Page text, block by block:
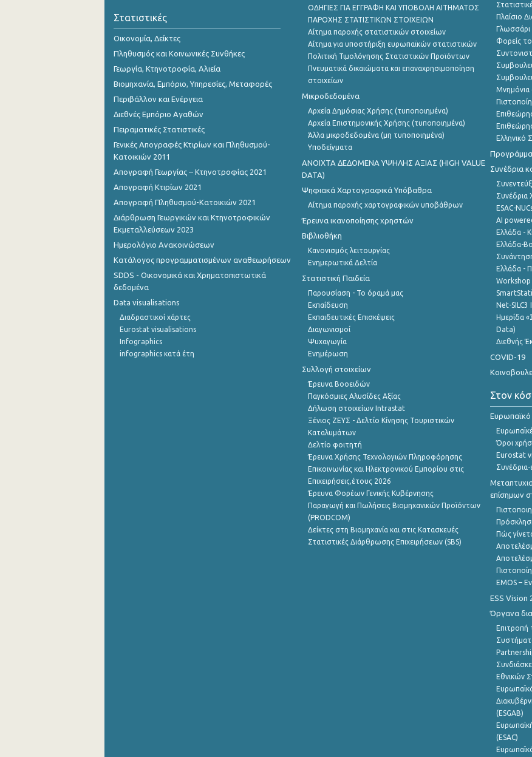
Στατιστικές
Οικονομία, Δείκτες
Πληθυσμός και Κοινωνικές Συνθήκες
Γεωργία, Κτηνοτροφία, Αλιεία
Βιομηχανία, Εμπόριο, Υπηρεσίες, Μεταφορές
Περιβάλλον και Ενέργεια
Διεθνές Εμπόριο Αγαθών
Πειραματικές Στατιστικές
Γενικές Απογραφές Κτιρίων και Πληθυσμού-
Κατοικιών 2011
Απογραφή Γεωργίας – Κτηνοτροφίας 2021
Απογραφή Κτιρίων 2021
Απογραφή Πληθυσμού-Κατοικιών 2021
Διάρθρωση Γεωργικών και Κτηνοτροφικών
Εκμεταλλεύσεων 2023
Ημερολόγιο Ανακοινώσεων
Κατάλογος προγραμματισμένων αναθεωρήσεων
SDDS - Οικονομικά και Χρηματοπιστωτικά
δεδομένα
Data visualisations
Διαδραστικοί χάρτες
Eurostat visualisations
Infographics
infographics κατά έτη
ΟΔΗΓΙΕΣ ΓΙΑ ΕΓΓΡΑΦΗ ΚΑΙ ΥΠΟΒΟΛΗ ΑΙΤΗΜΑΤΟΣ
ΠΑΡΟΧΗΣ ΣΤΑΤΙΣΤΙΚΩΝ ΣΤΟΙΧΕΙΩΝ
Αίτημα παροχής στατιστικών στοιχείων
Αίτημα για υποστήριξη ευρωπαϊκών στατιστικών
Πολιτική Τιμολόγησης Στατιστικών Προϊόντων
Πνευματικά δικαιώματα και επαναχρησιμοποίηση
στοιχείων
Μικροδεδομένα
Αρχεία Δημόσιας Χρήσης (τυποποιημένα)
Αρχεία Επιστημονικής Χρήσης (τυποποιημένα)
Άλλα μικροδεδομένα (μη τυποποιημένα)
Υποδείγματα
ANOIXTA ΔΕΔΟΜΕΝΑ ΥΨΗΛΗΣ ΑΞΙΑΣ (HIGH VALUE
DATA)
Ψηφιακά Χαρτογραφικά Υπόβαθρα
Αίτημα παροχής χαρτογραφικών υποβάθρων
Έρευνα ικανοποίησης χρηστών
Βιβλιοθήκη
Κανονισμός λειτουργίας
Ενημερωτικά Δελτία
Στατιστική Παιδεία
Παρουσίαση - Το όραμά μας
Εκπαίδευση
Εκπαιδευτικές Επισκέψεις
Διαγωνισμοί
Ψυχαγωγία
Ενημέρωση
Συλλογή στοιχείων
Έρευνα Βοοειδών
Παγκόσμιες Αλυσίδες Αξίας
Δήλωση στοιχείων Intrastat
Ξένιος ΖΕΥΣ - Δελτίο Κίνησης Τουριστικών
Καταλυμάτων
Δελτίο φοιτητή
Έρευνα Χρήσης Τεχνολογιών Πληροφόρησης
Επικοινωνίας και Ηλεκτρονικού Εμπορίου στις
Επιχειρήσεις,έτους 2026
Έρευνα Φορέων Γενικής Κυβέρνησης
Παραγωγή και Πωλήσεις Βιομηχανικών Προϊόντων
(PRODCOM)
Δείκτες στη Βιομηχανία και στις Κατασκευές
Στατιστικές Διάρθρωσης Επιχειρήσεων (SBS)
Πλαίσιο
Φορείς
Μνημόνια
Ελληνικό
Συνέδρια
ESAC-
AI
Ελλάδα -
Ελλάδα-
Ελλάδα -
Workshop
Net-
Ημερίδα
Data)
Διεθνής
COVID-19
Στον
Ευρωπαϊκό
Όροι
Eurostat
επίσημων
Πώς
EMOS –
ESS Vision
Όργανα
Επιτροπή
Εθνικών
(ESGAB)
(ESAC)